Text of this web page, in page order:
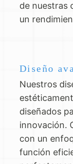
de nuestras
un
Diseño
Nuestros
diseñados
innovación.
con un
función